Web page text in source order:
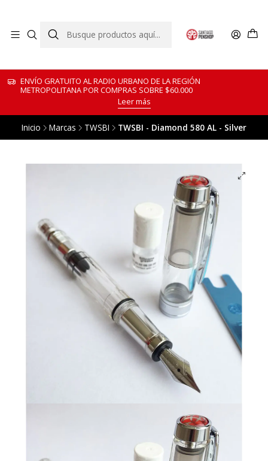
ENVÍO GRATUITO AL RADIO URBANO DE LA REGIÓN
METROPOLITANA POR COMPRAS SOBRE $60.000
Leer más
Inicio Marcas TWSBI TWSBI - Diamond 580 AL - Silver